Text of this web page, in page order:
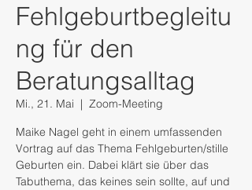
Fehlgeburtbegleitu
ng für den
Beratungsalltag
Mi., 21. Mai
  |
Zoom-Meeting
Maike Nagel geht in einem umfassenden
Vortrag auf das Thema Fehlgeburten/stille
Geburten ein. Dabei klärt sie über das
Tabuthema, das keines sein sollte, auf und